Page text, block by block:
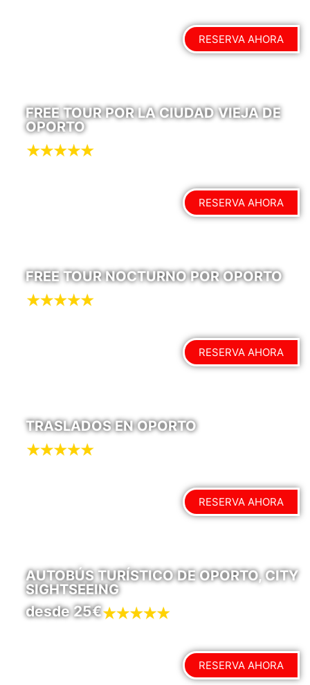
RESERVA AHORA
FREE TOUR POR LA CIUDAD VIEJA DE
OPORTO
RESERVA AHORA
FREE TOUR NOCTURNO POR OPORTO
RESERVA AHORA
TRASLADOS EN OPORTO
RESERVA AHORA
AUTOBÚS TURÍSTICO DE OPORTO, CITY
SIGHTSEEING
desde 25€
RESERVA AHORA